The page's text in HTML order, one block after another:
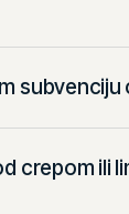
subvenciju
crepom ili